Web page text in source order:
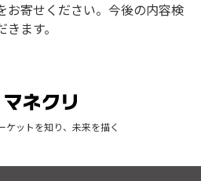
お寄せください。今後の内容検
ます。
ケットを知り、未来を描く